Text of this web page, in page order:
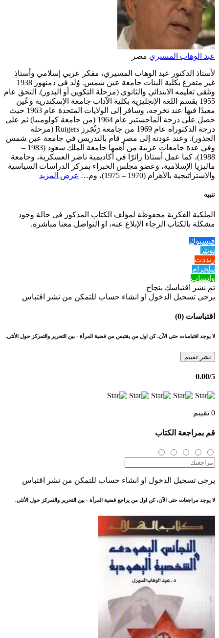
عبد الوهاب المسيري مصر
لأستاذ الدكتور عبد الوهاب المسيري، مفكر عربي إسلامي وأستاذ
غير متفرغ بكلية البنات جامعة عين شمس. وُلد في دمنهور 1938
وتلقى تعليمه الابتدائي والثانوي (مرحلة التكوين أو البذور). التحق عام
1955 بقسم اللغة الإنجليزية بكلية الآداب جامعة الإسكندرية وعُين
معيدًا فيها عند تخرجه، وسافر إلى الولايات المتحدة عام 1963 حيث
حصل على درجة الماجستير عام 1964 (من جامعة كولومبيا) ثم على
درجة الدكتوراه عام 1969 من جامعة رَتْجَرز Rutgers (مرحلة
الجذور). وعند عودته إلى مصر قام بالتدريس في جامعة عين شمس
وفي عدة جامعات عربية من أهمها جامعة الملك سعود (1983 –
1988)، كما عمل أستاذا زائرًا في أكاديمية ناصر العسكرية، وجامعة
ماليزيا الإسلامية، وعضو مجلس الخبراء بمركز الدراسات السياسية
والاستراتيجية بالأهرام (1970 – 1975)، وم…
عرض المزيد
تنبيه
الملكية الفكرية محفوظة لمؤلف الكتاب المذكور فى حالة وجود
مشكلة بالكتاب الرجاء الإبلاغ عنه، او التواصل معنا مباشرة.
فيسبوك
تويتر
ريددت
تيلجرام
واتساب
تم نشر اقتباسك بنجاح
يرجى تسجيل الدخول او انشاء حساب للتمكن من نشر اقتباس
اقتباسات (0)
لا يوجد اقتباسات حتى الآن، كن اول من يقتبس من قضية المرأة - بين التحرير والتمركز حول الأنثى.
نشر تقييم
0.00/5
0 تقييم
قم بمراجعة الكتاب
يرجى تسجيل الدخول او انشاء حساب للتمكن من نشر اقتباس
لا يوجد مراجعات حتى الآن، كن اول من يراجع قضية المرأة - بين التحرير والتمركز حول الأنثى.